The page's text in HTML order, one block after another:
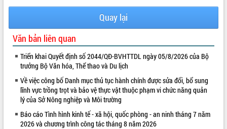
VIDEO
Quay lại
Văn bản liên quan
Triển khai Quyết định số 2044/QĐ-BVHTTDL ngày 05/8/2026 của Bộ
trưởng Bộ Văn hóa, Thể thao và Du lịch
Về việc công bố Danh mục thủ tục hành chính được sửa đổi, bổ sung
lĩnh vực trồng trọt và bảo vệ thực vật thuộc phạm vi chức năng quản
lý của Sở Nông nghiệp và Môi trường
Báo cáo Tình hình kinh tế - xã hội, quốc phòng - an ninh tháng 7 năm
2026 và chương trình công tác tháng 8 năm 2026